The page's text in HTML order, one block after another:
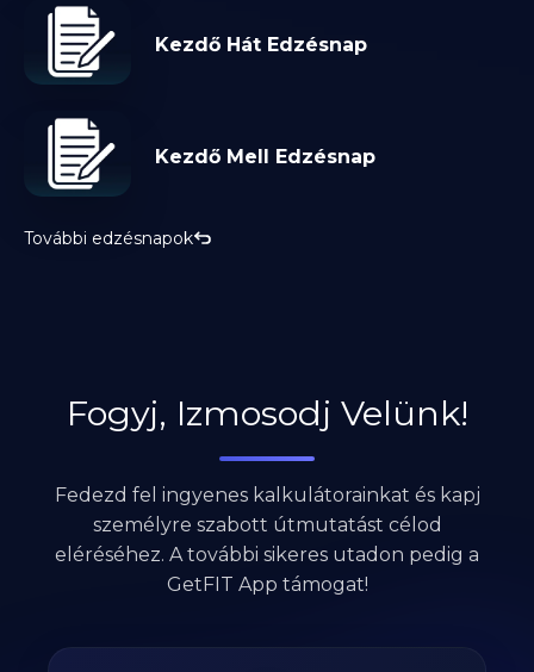
Kezdő Hát Edzésnap
Kezdő Mell Edzésnap
További edzésnapok
Fogyj, Izmosodj Velünk!
Fedezd fel ingyenes kalkulátorainkat és kapj
személyre szabott útmutatást célod
eléréséhez. A további sikeres utadon pedig a
GetFIT App támogat!